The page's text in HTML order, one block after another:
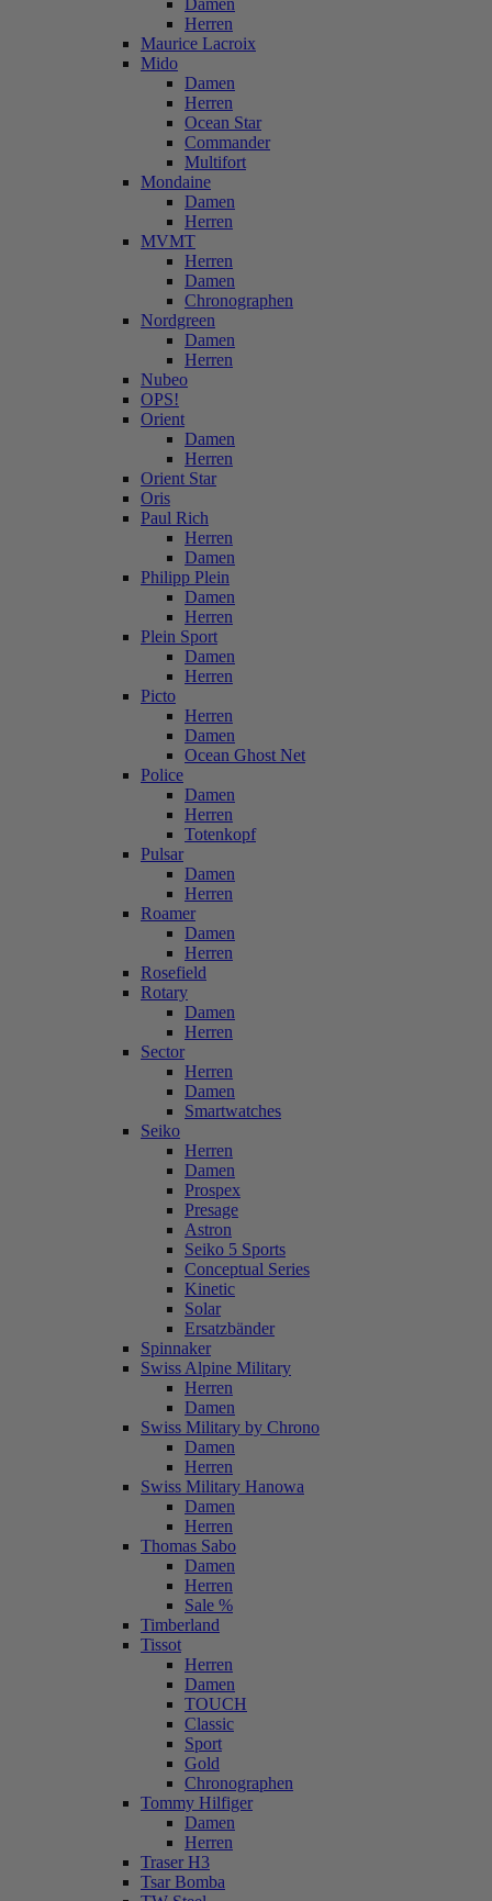
Damen
Herren
Maurice Lacroix
Mido
Damen
Herren
Ocean Star
Commander
Multifort
Mondaine
Damen
Herren
MVMT
Herren
Damen
Chronographen
Nordgreen
Damen
Herren
Nubeo
OPS!
Orient
Damen
Herren
Orient Star
Oris
Paul Rich
Herren
Damen
Philipp Plein
Damen
Herren
Plein Sport
Damen
Herren
Picto
Herren
Damen
Ocean Ghost Net
Police
Damen
Herren
Totenkopf
Pulsar
Damen
Herren
Roamer
Damen
Herren
Rosefield
Rotary
Damen
Herren
Sector
Herren
Damen
Smartwatches
Seiko
Herren
Damen
Prospex
Presage
Astron
Seiko 5 Sports
Conceptual Series
Kinetic
Solar
Ersatzbänder
Spinnaker
Swiss Alpine Military
Herren
Damen
Swiss Military by Chrono
Damen
Herren
Swiss Military Hanowa
Damen
Herren
Thomas Sabo
Damen
Herren
Sale %
Timberland
Tissot
Herren
Damen
TOUCH
Classic
Sport
Gold
Chronographen
Tommy Hilfiger
Damen
Herren
Traser H3
Tsar Bomba